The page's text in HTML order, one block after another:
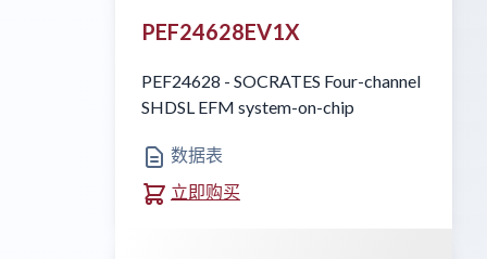
PEF24628EV1X
PEF24628 - SOCRATES Four-channel
SHDSL EFM system-on-chip
数据表
立即购买